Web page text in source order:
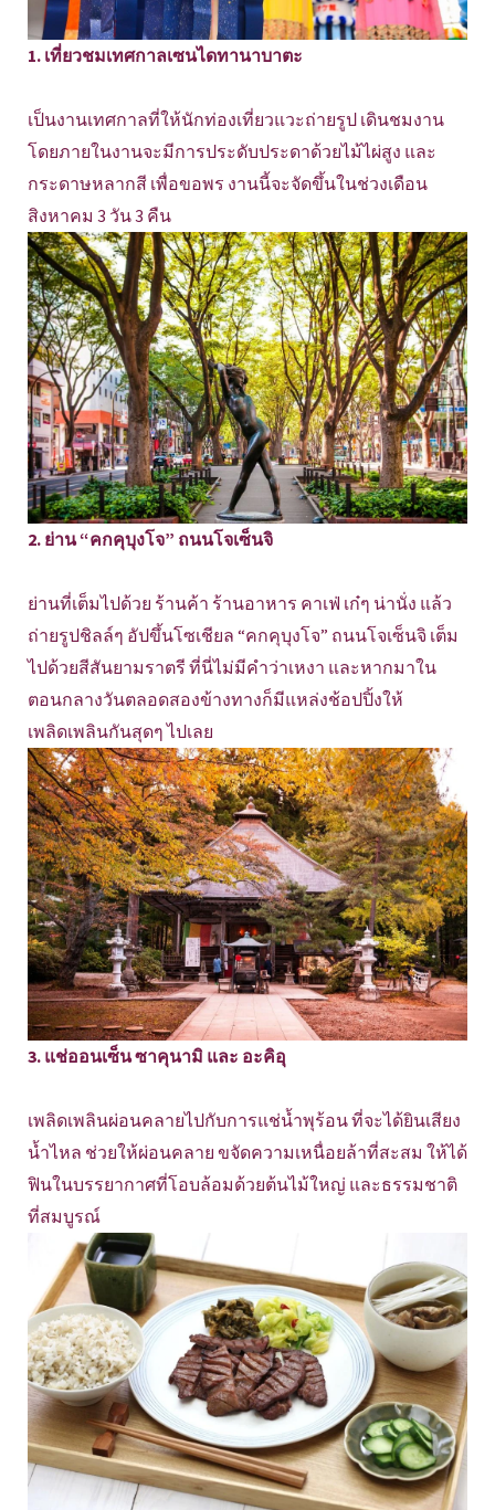
1. เที่ยวชมเทศกาลเซนไดทานาบาตะ
เป็นงานเทศกาลที่ให้นักท่องเที่ยวแวะถ่ายรูป เดินชมงาน
โดยภายในงานจะมีการประดับประดาด้วยไม้ไผ่สูง และ
กระดาษหลากสี เพื่อขอพร งานนี้จะจัดขึ้นในช่วงเดือน
สิงหาคม 3 วัน 3 คืน
2. ย่าน “คกคุบุงโจ” ถนนโจเซ็นจิ
ย่านที่เต็มไปด้วย ร้านค้า ร้านอาหาร คาเฟ่ เก๋ๆ น่านั่ง แล้ว
ถ่ายรูปชิลล์ๆ อัปขึ้นโซเชียล “คกคุบุงโจ” ถนนโจเซ็นจิ เต็ม
ไปด้วยสีสันยามราตรี ที่นี่ไม่มีคำว่าเหงา และหากมาใน
ตอนกลางวันตลอดสองข้างทางก็มีแหล่งช้อปปิ้งให้
เพลิดเพลินกันสุดๆ ไปเลย
3. แช่ออนเซ็น ซาคุนามิ และ อะคิอุ
เพลิดเพลินผ่อนคลายไปกับการแช่น้ำพุร้อน ที่จะได้ยินเสียง
น้ำไหล ช่วยให้ผ่อนคลาย ขจัดความเหนื่อยล้าที่สะสม ให้ได้
ฟินในบรรยากาศที่โอบล้อมด้วยต้นไม้ใหญ่ และธรรมชาติ
ที่สมบูรณ์